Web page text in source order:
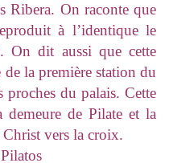
Ribera. On raconte que
à l’identique le
On dit aussi que cette
la première station du
du palais. Cette
de Pilate et la
vers la croix.